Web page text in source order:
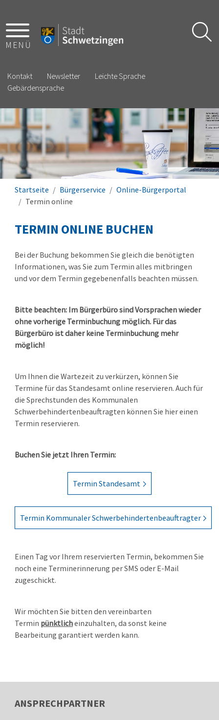
MENÜ
Kontakt Newsletter
Leichte Sprache
Gebärdensprache
Startseite Bürgerservice
Online-Bürgerportal
Termin online
TERMIN ONLINE BUCHEN
Bei der Buchung bekommen Sie gleich die benötigten
Informationen, was Sie zum Termin alles mitbringen
und vor dem Termin gegebenenfalls beachten müssen.
Bitte beachten: Im Bürgerbüro sind Vorsprachen wieder
ohne vorherige Terminbuchung möglich. Für das
Bürgerbüro ist daher keine Terminbuchung mehr
möglich!
Um Ihnen die Wartezeit zu verkürzen, können Sie
Termine für das Standesamt online reservieren. Auch für
die Sprechstunden des Kommunalen
Schwerbehindertenbeauftragten können Sie hier einen
Termin reservieren.
Buchen Sie jetzt Ihren Termin:
Termin Standesamt
Termin Kommunaler Schwerbehindertenbeauftragter
Einen Tag vor Ihrem reservierten Termin, bekommen Sie
noch eine Terminerinnerung per SMS oder E-Mail
zugeschickt.
Wir möchten Sie bitten den vereinbarten
Termin pünktlicheinzuhalten, da sonst keine
Bearbeitung garantiert werden kann.
ANSPRECHPARTNER